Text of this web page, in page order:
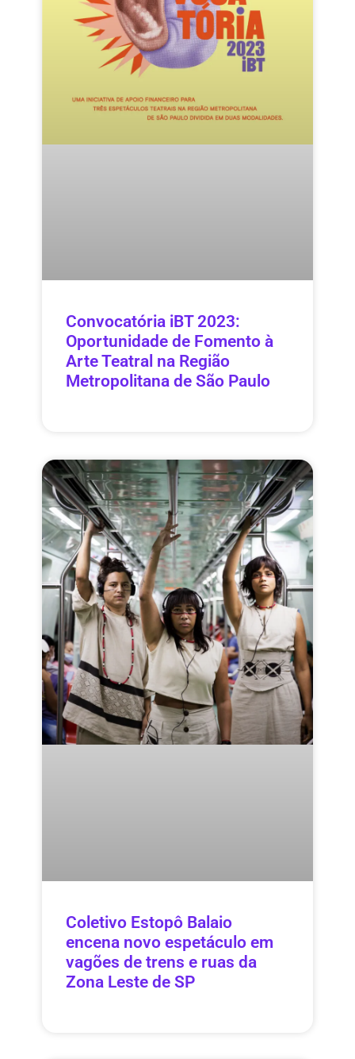
Convocatória iBT 2023:
Oportunidade de Fomento à
Arte Teatral na Região
Metropolitana de São Paulo
Coletivo Estopô Balaio
encena novo espetáculo em
vagões de trens e ruas da
Zona Leste de SP